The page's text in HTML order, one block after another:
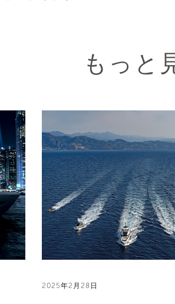
もっと
2025年2月28日